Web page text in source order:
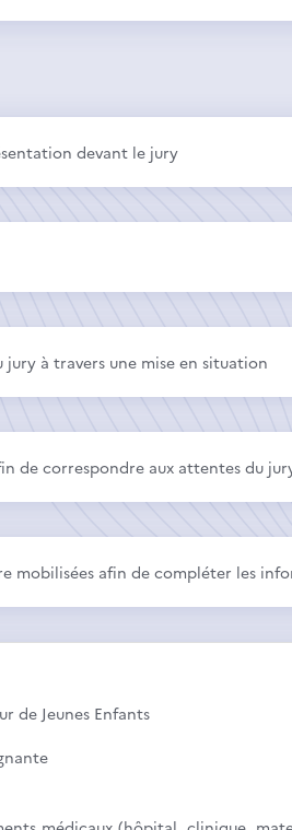
devant le jury
à travers une mise en situation
de correspondre aux attentes du
mobilisées afin de compléter les
de Jeunes Enfants